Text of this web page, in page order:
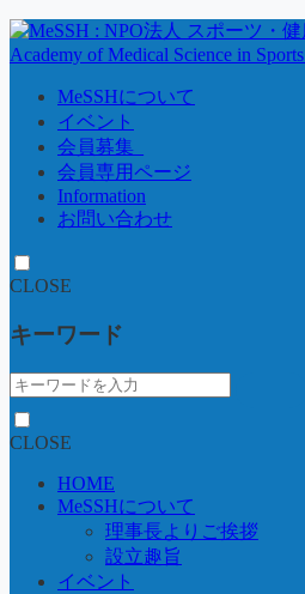
MeSSHについて
イベント
会員募集_
会員専用ページ
Information
お問い合わせ
CLOSE
キーワード
CLOSE
HOME
MeSSHについて
理事長よりご挨拶
設立趣旨
イベント